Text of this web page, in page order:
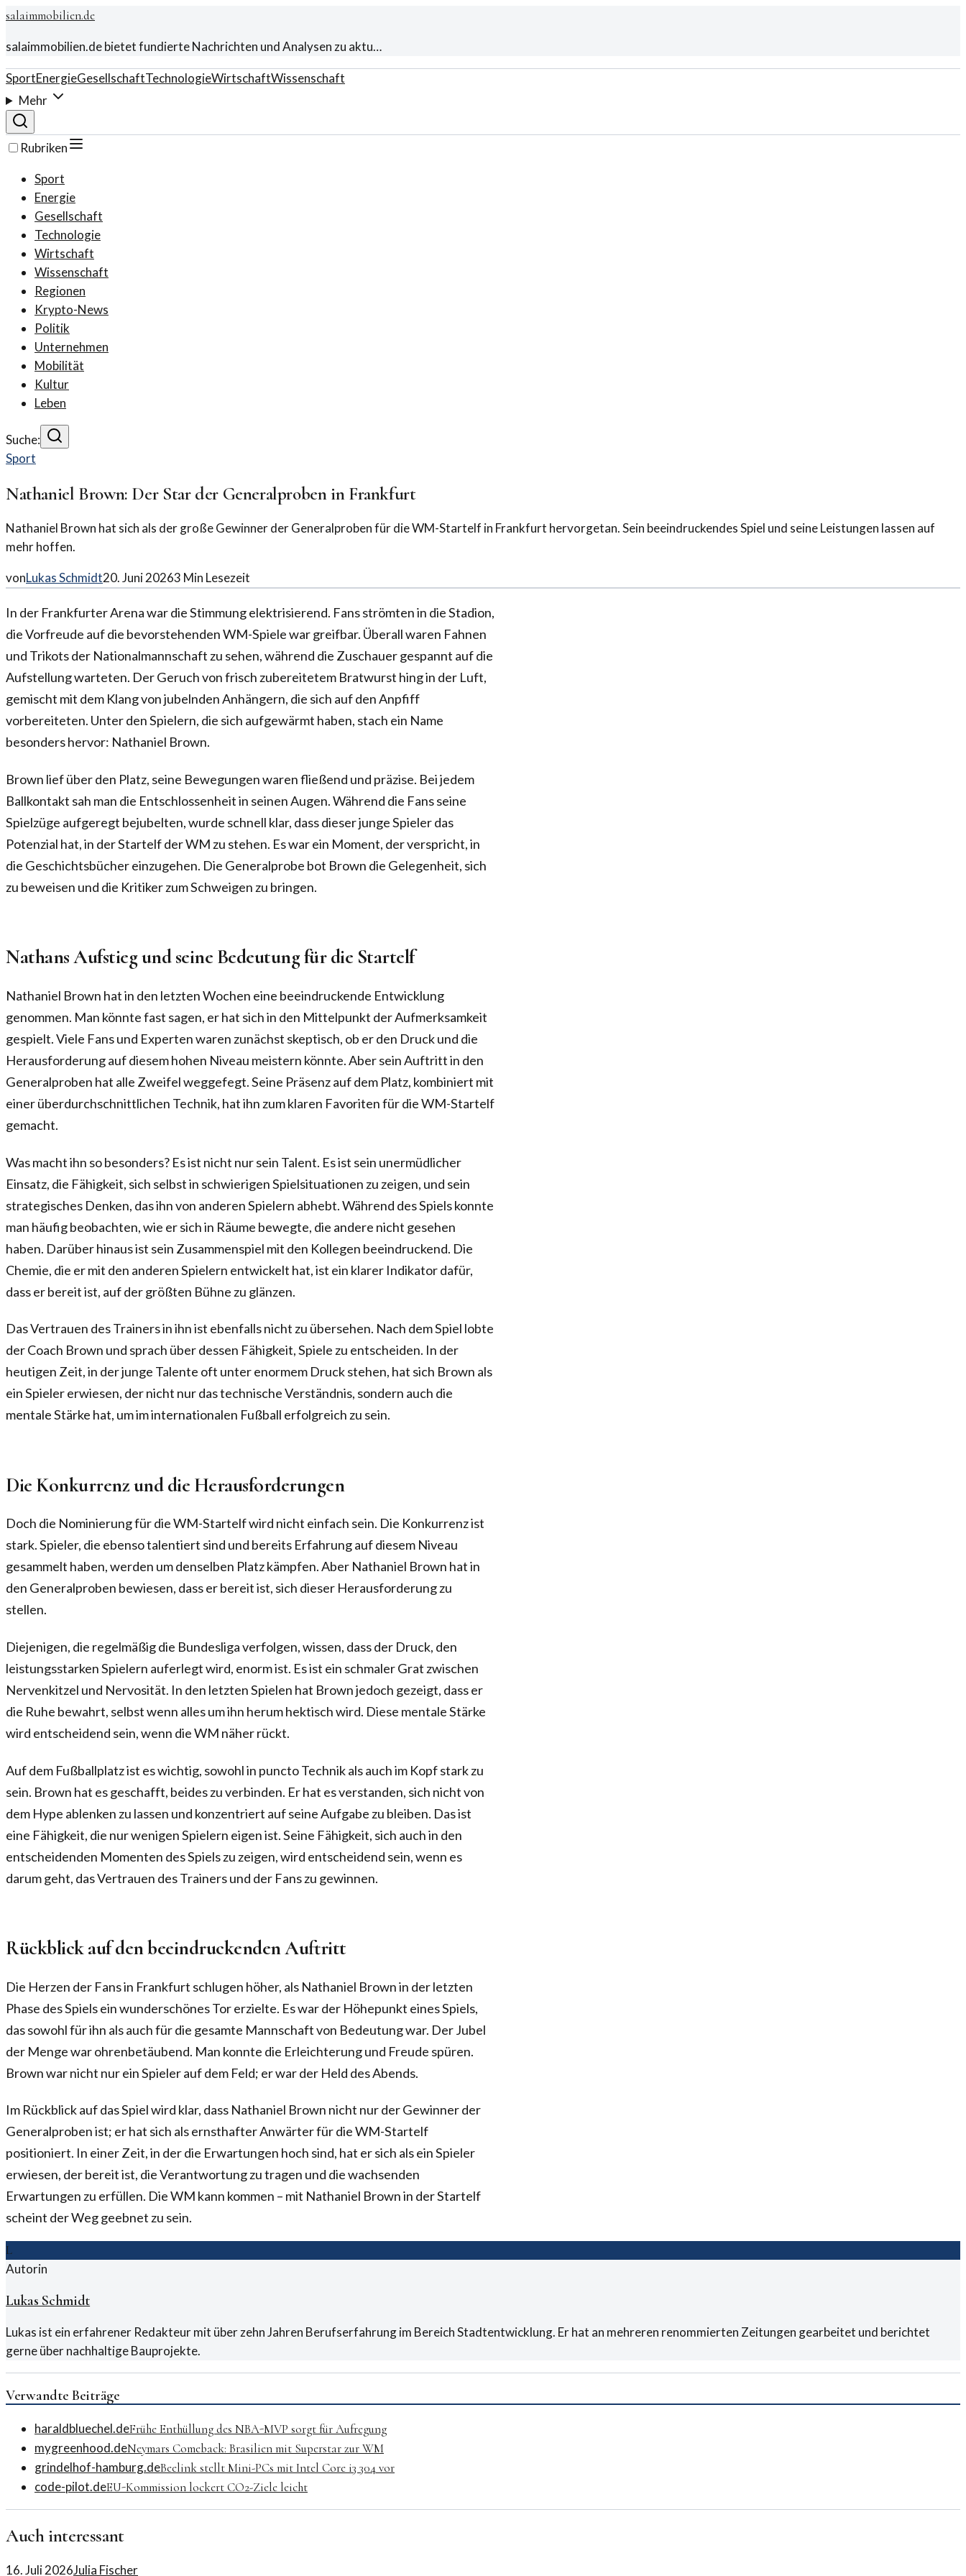
salaimmobilien.de
salaimmobilien.de bietet fundierte Nachrichten und Analysen zu aktu…
SportEnergieGesellschaftTechnologieWirtschaftWissenschaft
Mehr
Rubriken
Sport
Energie
Gesellschaft
Technologie
Wirtschaft
Wissenschaft
Regionen
Krypto-News
Politik
Unternehmen
Mobilität
Kultur
Leben
Suche:
Sport
Nathaniel Brown: Der Star der Generalproben in Frankfurt
Nathaniel Brown hat sich als der große Gewinner der Generalproben für die WM-Startelf in Frankfurt hervorgetan. Sein beeindruckendes Spiel und seine Leistungen lassen auf
mehr hoffen.
vonLukas Schmidt20. Juni 20263 Min Lesezeit
In der Frankfurter Arena war die Stimmung elektrisierend. Fans strömten in die Stadion,
die Vorfreude auf die bevorstehenden WM-Spiele war greifbar. Überall waren Fahnen
und Trikots der Nationalmannschaft zu sehen, während die Zuschauer gespannt auf die
Aufstellung warteten. Der Geruch von frisch zubereitetem Bratwurst hing in der Luft,
gemischt mit dem Klang von jubelnden Anhängern, die sich auf den Anpfiff
vorbereiteten. Unter den Spielern, die sich aufgewärmt haben, stach ein Name
besonders hervor: Nathaniel Brown.
Brown lief über den Platz, seine Bewegungen waren fließend und präzise. Bei jedem
Ballkontakt sah man die Entschlossenheit in seinen Augen. Während die Fans seine
Spielzüge aufgeregt bejubelten, wurde schnell klar, dass dieser junge Spieler das
Potenzial hat, in der Startelf der WM zu stehen. Es war ein Moment, der verspricht, in
die Geschichtsbücher einzugehen. Die Generalprobe bot Brown die Gelegenheit, sich
zu beweisen und die Kritiker zum Schweigen zu bringen.
Nathans Aufstieg und seine Bedeutung für die Startelf
Nathaniel Brown hat in den letzten Wochen eine beeindruckende Entwicklung
genommen. Man könnte fast sagen, er hat sich in den Mittelpunkt der Aufmerksamkeit
gespielt. Viele Fans und Experten waren zunächst skeptisch, ob er den Druck und die
Herausforderung auf diesem hohen Niveau meistern könnte. Aber sein Auftritt in den
Generalproben hat alle Zweifel weggefegt. Seine Präsenz auf dem Platz, kombiniert mit
einer überdurchschnittlichen Technik, hat ihn zum klaren Favoriten für die WM-Startelf
gemacht.
Was macht ihn so besonders? Es ist nicht nur sein Talent. Es ist sein unermüdlicher
Einsatz, die Fähigkeit, sich selbst in schwierigen Spielsituationen zu zeigen, und sein
strategisches Denken, das ihn von anderen Spielern abhebt. Während des Spiels konnte
man häufig beobachten, wie er sich in Räume bewegte, die andere nicht gesehen
haben. Darüber hinaus ist sein Zusammenspiel mit den Kollegen beeindruckend. Die
Chemie, die er mit den anderen Spielern entwickelt hat, ist ein klarer Indikator dafür,
dass er bereit ist, auf der größten Bühne zu glänzen.
Das Vertrauen des Trainers in ihn ist ebenfalls nicht zu übersehen. Nach dem Spiel lobte
der Coach Brown und sprach über dessen Fähigkeit, Spiele zu entscheiden. In der
heutigen Zeit, in der junge Talente oft unter enormem Druck stehen, hat sich Brown als
ein Spieler erwiesen, der nicht nur das technische Verständnis, sondern auch die
mentale Stärke hat, um im internationalen Fußball erfolgreich zu sein.
Die Konkurrenz und die Herausforderungen
Doch die Nominierung für die WM-Startelf wird nicht einfach sein. Die Konkurrenz ist
stark. Spieler, die ebenso talentiert sind und bereits Erfahrung auf diesem Niveau
gesammelt haben, werden um denselben Platz kämpfen. Aber Nathaniel Brown hat in
den Generalproben bewiesen, dass er bereit ist, sich dieser Herausforderung zu
stellen.
Diejenigen, die regelmäßig die Bundesliga verfolgen, wissen, dass der Druck, den
leistungsstarken Spielern auferlegt wird, enorm ist. Es ist ein schmaler Grat zwischen
Nervenkitzel und Nervosität. In den letzten Spielen hat Brown jedoch gezeigt, dass er
die Ruhe bewahrt, selbst wenn alles um ihn herum hektisch wird. Diese mentale Stärke
wird entscheidend sein, wenn die WM näher rückt.
Auf dem Fußballplatz ist es wichtig, sowohl in puncto Technik als auch im Kopf stark zu
sein. Brown hat es geschafft, beides zu verbinden. Er hat es verstanden, sich nicht von
dem Hype ablenken zu lassen und konzentriert auf seine Aufgabe zu bleiben. Das ist
eine Fähigkeit, die nur wenigen Spielern eigen ist. Seine Fähigkeit, sich auch in den
entscheidenden Momenten des Spiels zu zeigen, wird entscheidend sein, wenn es
darum geht, das Vertrauen des Trainers und der Fans zu gewinnen.
Rückblick auf den beeindruckenden Auftritt
Die Herzen der Fans in Frankfurt schlugen höher, als Nathaniel Brown in der letzten
Phase des Spiels ein wunderschönes Tor erzielte. Es war der Höhepunkt eines Spiels,
das sowohl für ihn als auch für die gesamte Mannschaft von Bedeutung war. Der Jubel
der Menge war ohrenbetäubend. Man konnte die Erleichterung und Freude spüren.
Brown war nicht nur ein Spieler auf dem Feld; er war der Held des Abends.
Im Rückblick auf das Spiel wird klar, dass Nathaniel Brown nicht nur der Gewinner der
Generalproben ist; er hat sich als ernsthafter Anwärter für die WM-Startelf
positioniert. In einer Zeit, in der die Erwartungen hoch sind, hat er sich als ein Spieler
erwiesen, der bereit ist, die Verantwortung zu tragen und die wachsenden
Erwartungen zu erfüllen. Die WM kann kommen – mit Nathaniel Brown in der Startelf
scheint der Weg geebnet zu sein.
L
Autorin
Lukas Schmidt
Lukas ist ein erfahrener Redakteur mit über zehn Jahren Berufserfahrung im Bereich Stadtentwicklung. Er hat an mehreren renommierten Zeitungen gearbeitet und berichtet
gerne über nachhaltige Bauprojekte.
Verwandte Beiträge
haraldbluechel.deFrühe Enthüllung des NBA-MVP sorgt für Aufregung
mygreenhood.deNeymars Comeback: Brasilien mit Superstar zur WM
grindelhof-hamburg.deBeelink stellt Mini-PCs mit Intel Core i3 304 vor
code-pilot.deEU-Kommission lockert CO2-Ziele leicht
Auch interessant
16. Juli 2026Julia Fischer